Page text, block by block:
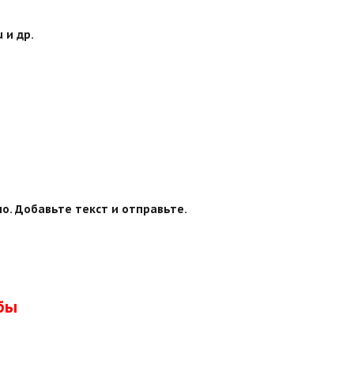
и др.
Добавьте текст и отправьте.